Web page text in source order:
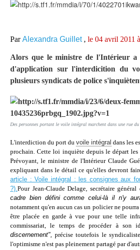
Par Alexandra Guillet , le 04 avril 2011
Alors que le ministre de l'Intérieur
d'application sur l'interdicition du
plusieurs syndicats de police
Des personnes portant le voile intégral marchent dans une rue
L'interdiction du port du voile intégral dans les
prochain. Cette loi inquiète depuis le départ
Prévoyant, le ministre de l'Intérieur Claude
expliquant dans le détail ce qu'elles devront
article : Voile intégral : les consignes aux
?).Pour Jean-Claude Delage, secrétaire général
cadre bien défini comme celui-là il n'y
notamment qu'en aucun cas un policier ne
être placée en garde à vue pour une telle
commissariat, le temps de procéder à son
discernement", précise toutefois le
l'optimisme n'est pas pleinement partagé par